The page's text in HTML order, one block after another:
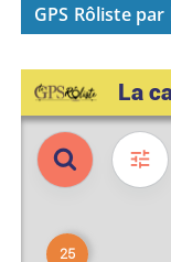
GPS Rôliste par